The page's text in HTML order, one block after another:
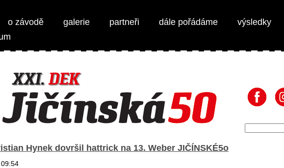
o závodě galerie partneři dále pořádáme výsledky
Hynek dovršil hattrick na 13. Weber JIČÍNSKÉ5o